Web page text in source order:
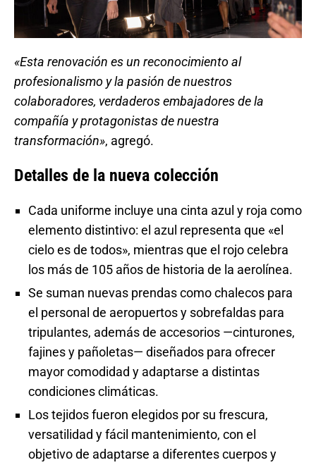
«Esta renovación es un reconocimiento al
profesionalismo y la pasión de nuestros
colaboradores, verdaderos embajadores de la
compañía y protagonistas de nuestra
transformación», agregó.
Detalles de la nueva colección
Cada uniforme incluye una cinta azul y roja como
elemento distintivo: el azul representa que «el
cielo es de todos», mientras que el rojo celebra
los más de 105 años de historia de la aerolínea.
Se suman nuevas prendas como chalecos para
el personal de aeropuertos y sobrefaldas para
tripulantes, además de accesorios —cinturones,
fajines y pañoletas— diseñados para ofrecer
mayor comodidad y adaptarse a distintas
condiciones climáticas.
Los tejidos fueron elegidos por su frescura,
versatilidad y fácil mantenimiento, con el
objetivo de adaptarse a diferentes cuerpos y